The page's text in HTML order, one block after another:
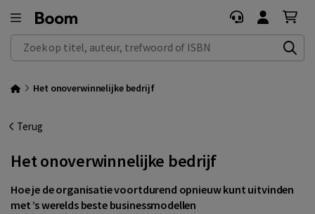
Zoek op titel, auteur, trefwoord of ISBN
Het onoverwinnelijke bedrijf
Terug
Het onoverwinnelijke bedrijf
Hoe je de organisatie voortdurend opnieuw kunt uitvinden
met ’s werelds beste businessmodellen